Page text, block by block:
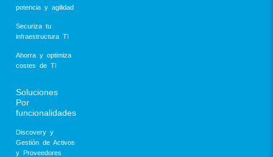
potencia y agilidad
Securiza tu
infraestructura TI
Ahorra y optimiza
costes de TI
Soluciones
Por
funcionalidades
Discovery y
Gestión de Activos
y Proveedores